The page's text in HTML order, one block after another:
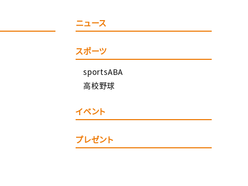
ニュース
スポーツ
sportsABA
高校野球
イベント
プレゼント